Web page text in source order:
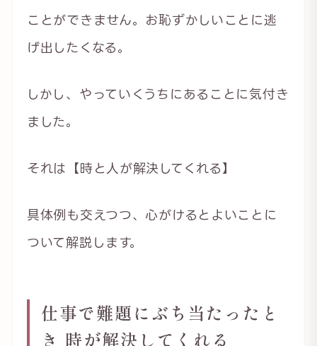
ことができません。お恥ずかしいことに逃
げ出したくなる。
しかし、やっていくうちにあることに気付き
ました。
それは【時と人が解決してくれる】
具体例も交えつつ、心がけるとよいことに
ついて解説します。
仕事で難題にぶち当たったと
き 時が解決してくれる